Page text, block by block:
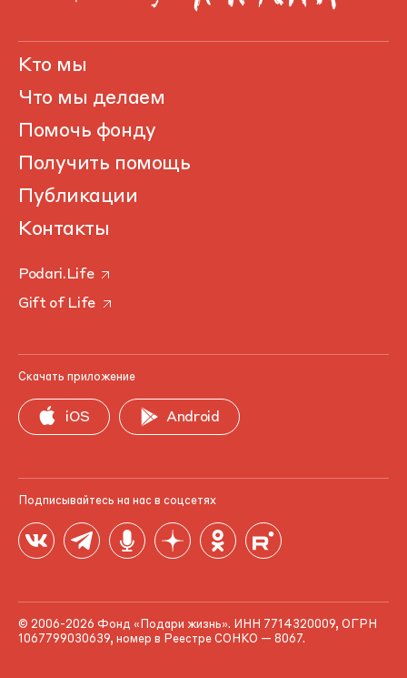
Кто мы
Что мы делаем
Помочь фонду
Получить помощь
Публикации
Контакты
Podari.Life
Gift of Life
Скачать приложение
iOS Android
Подписывайтесь на нас в соцсетях
© 2006-2026 Фонд «Подари жизнь». ИНН 7714320009, ОГРН
1067799030639, номер в Реестре СОНКО — 8067.